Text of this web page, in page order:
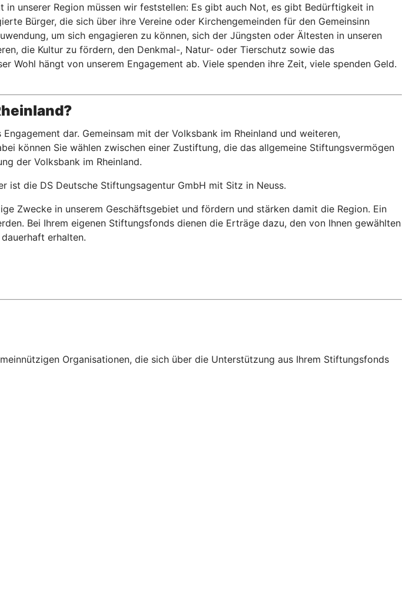
unserer Region müssen wir feststellen: Es gibt auch Not, es gibt Bedürftigkeit in
Bürger, die sich über ihre Vereine oder Kirchengemeinden für den Gemeinsinn
um sich engagieren zu können, sich der Jüngsten oder Ältesten in unseren
die Kultur zu fördern, den Denkmal-, Natur- oder Tierschutz sowie das
Wohl hängt von unserem Engagement ab. Viele spenden ihre Zeit, viele spenden Geld.
dar. Gemeinsam mit der Volksbank im Rheinland und weiteren,
können Sie wählen zwischen einer Zustiftung, die das allgemeine Stiftungsvermögen
der Volksbank im Rheinland.
ist die DS Deutsche Stiftungsagentur GmbH mit Sitz in Neuss.
Zwecke in unserem Geschäftsgebiet und fördern und stärken damit die Region. Ein
Bei Ihrem eigenen Stiftungsfonds dienen die Erträge dazu, den von Ihnen gewählten
erhalten.
Organisationen, die sich über die Unterstützung aus Ihrem Stiftungsfonds